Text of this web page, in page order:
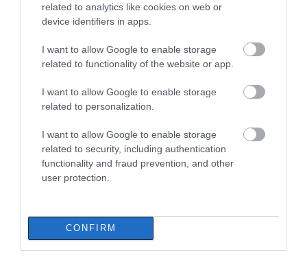
related to analytics like cookies on web or
device identifiers in apps.
I want to allow Google to enable storage
related to functionality of the website or app.
I want to allow Google to enable storage
related to personalization.
I want to allow Google to enable storage
related to security, including authentication
functionality and fraud prevention, and other
user protection.
CONFIRM
ΔΙΑΒΑΣΤΕ ΕΠΙΣΗΣ